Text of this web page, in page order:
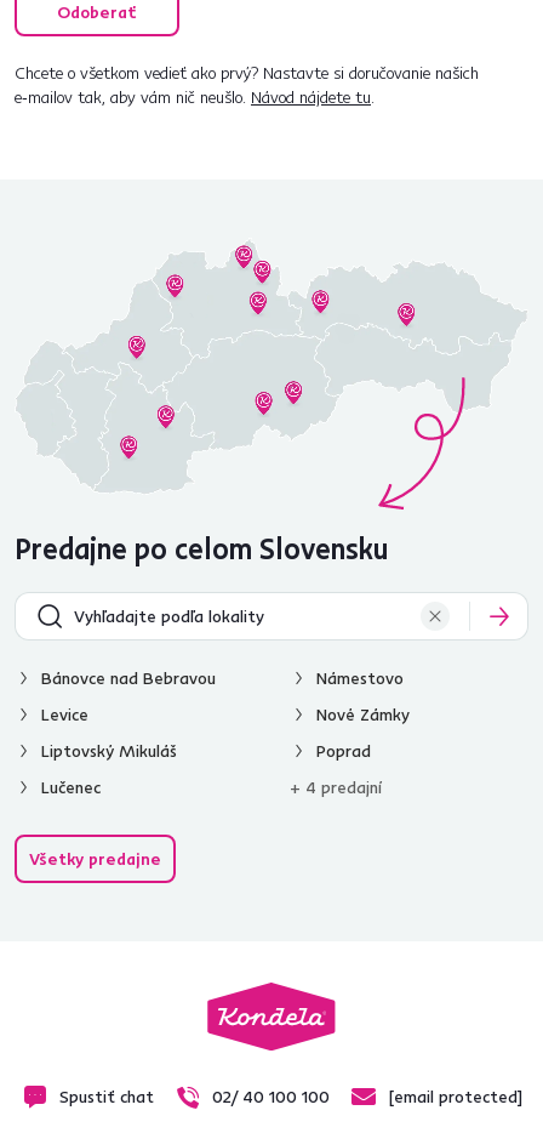
Odoberať
Chcete o všetkom vedieť ako prvý? Nastavte si doručovanie našich
e‑mailov tak, aby vám nič neušlo. Návod nájdete tu.
Predajne po celom Slovensku
Bánovce nad Bebravou
Levice
Liptovský Mikuláš
Lučenec
Námestovo
Nové Zámky
Poprad
+ 4 predajní
Všetky predajne
Spustiť chat 02/ 40 100 100 [email protected]